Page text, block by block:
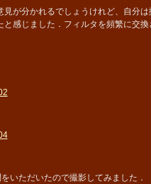
が分かれるでしょうけれど、自分は
感じました．フィルタを頻繁に交
いただいたので撮影してみました．